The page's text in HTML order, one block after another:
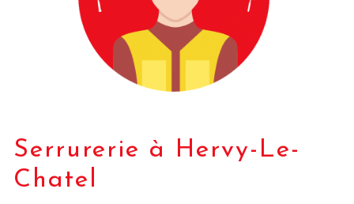
Serrurerie à Hervy-Le-
Chatel